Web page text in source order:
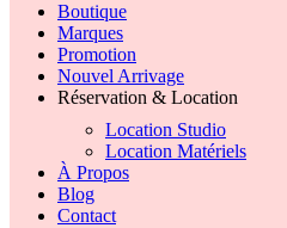
Boutique
Marques
Promotion
Nouvel Arrivage
Réservation & Location
Location Studio
Location Matériels
À Propos
Blog
Contact